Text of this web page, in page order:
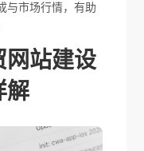
与市场行情，有助
网站建设
解